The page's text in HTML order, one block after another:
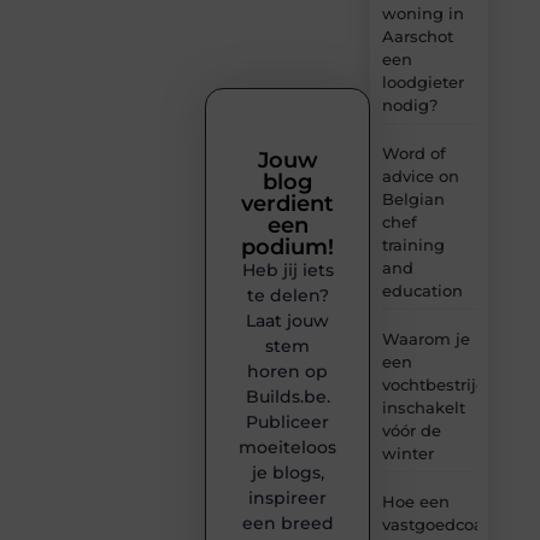
woning in
Aarschot
een
loodgieter
nodig?
Word of
advice on
Belgian
chef
training
and
education
Waarom je
een
inschakelt
vóór de
winter
Hoe een
vastgoedcoach
Jouw
blog
verdient
een
podium!
Heb jij iets
te delen?
Laat jouw
stem
horen op
Builds.be.
Publiceer
moeiteloos
je blogs,
inspireer
een breed